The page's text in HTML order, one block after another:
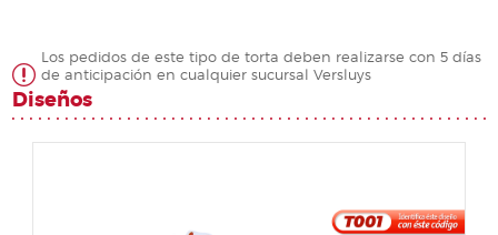
Los pedidos de este tipo de torta deben realizarse con 5 días
de anticipación en cualquier sucursal Versluys
Diseños